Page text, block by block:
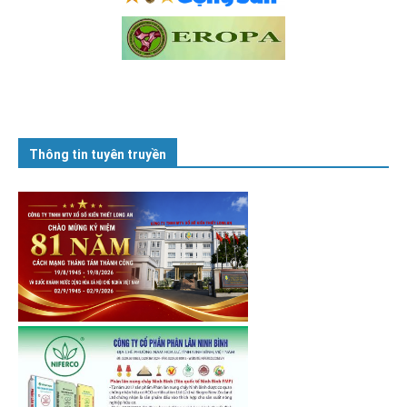
Thông tin tuyên truyền